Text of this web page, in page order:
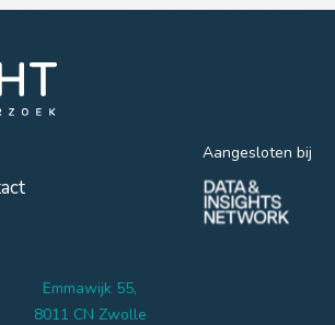
Aangesloten bij
Emmawijk 55,
8011 CN Zwolle